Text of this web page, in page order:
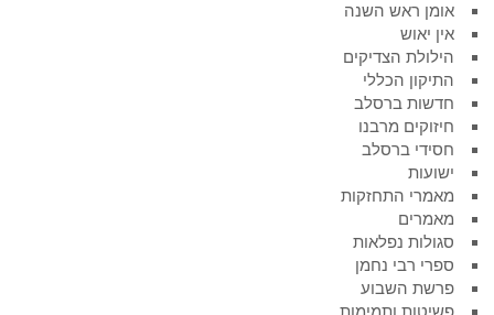
אומן ראש השנה
אין יאוש
הילולת הצדיקים
התיקון הכללי
חדשות ברסלב
חיזוקים מרבנו
חסידי ברסלב
ישועות
מאמרי התחזקות
מאמרים
סגולות נפלאות
ספרי רבי נחמן
פרשת השבוע